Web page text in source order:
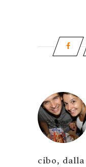
cibo,